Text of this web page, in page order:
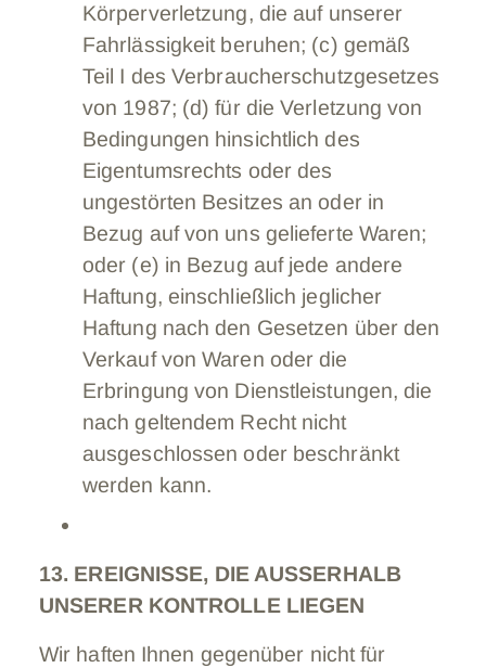
Körperverletzung, die auf unserer
Fahrlässigkeit beruhen; (c) gemäß
Teil I des Verbraucherschutzgesetzes
von 1987; (d) für die Verletzung von
Bedingungen hinsichtlich des
Eigentumsrechts oder des
ungestörten Besitzes an oder in
Bezug auf von uns gelieferte Waren;
oder (e) in Bezug auf jede andere
Haftung, einschließlich jeglicher
Haftung nach den Gesetzen über den
Verkauf von Waren oder die
Erbringung von Dienstleistungen, die
nach geltendem Recht nicht
ausgeschlossen oder beschränkt
werden kann.
13. EREIGNISSE, DIE AUSSERHALB
UNSERER KONTROLLE LIEGEN
Wir haften Ihnen gegenüber nicht für